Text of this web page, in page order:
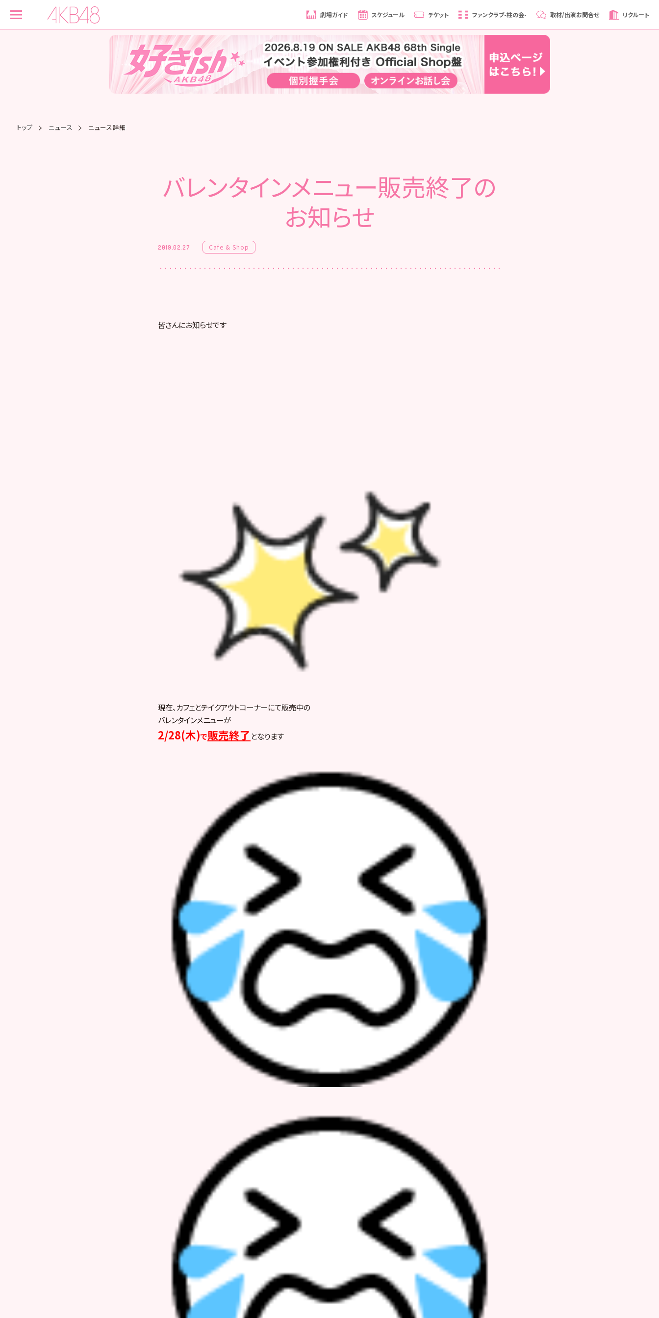
劇場ガイド スケジュール チケット ファンクラブ-柱の会- 取材/出演お問合せ リクルート
トップ ニュース ニュース詳細
バレンタインメニュー販売終了の
お知らせ
2019.02.27 Cafe & Shop
皆さんにお知らせです
現在、カフェとテイクアウトコーナーにて販売中の
バレンタインメニューが
2/28(木)で販売終了 となります